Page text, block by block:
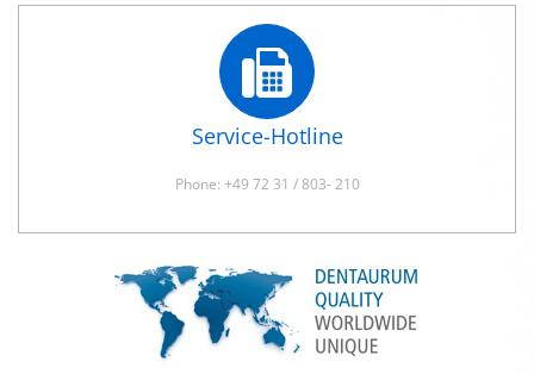
Service-Hotline
Phone: +49 72 31 / 803- 210